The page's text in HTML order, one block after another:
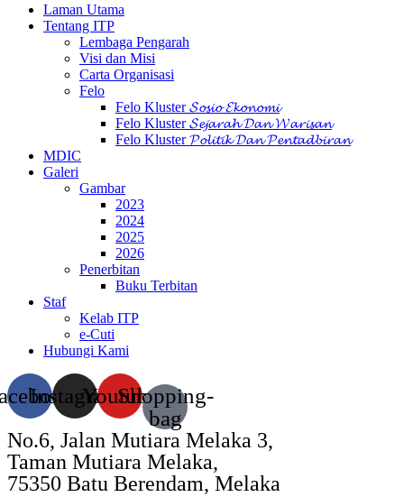
Laman Utama
Tentang ITP
Lembaga Pengarah
Visi dan Misi
Carta Organisasi
Felo
Felo Kluster 𝓢𝓸𝓼𝓲𝓸 𝓔𝓴𝓸𝓷𝓸𝓶𝓲
Felo Kluster 𝓢𝓮𝓳𝓪𝓻𝓪𝓱 𝓓𝓪𝓷 𝓦𝓪𝓻𝓲𝓼𝓪𝓷
Felo Kluster 𝓟𝓸𝓵𝓲𝓽𝓲𝓴 𝓓𝓪𝓷 𝓟𝓮𝓷𝓽𝓪𝓭𝓫𝓲𝓻𝓪𝓷
MDIC
Galeri
Gambar
2023
2024
2025
2026
Penerbitan
Buku Terbitan
Staf
Kelab ITP
e-Cuti
Hubungi Kami
InstagramYoutube
Shopping-
bag
No.6, Jalan Mutiara Melaka 3,
Taman Mutiara Melaka,
75350 Batu Berendam, Melaka